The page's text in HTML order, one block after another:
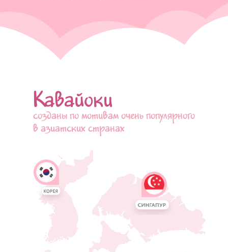
созданы по мотивам очень популярного
в азиатских странах
Кавайоки